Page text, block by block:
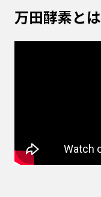
万田酵素とは